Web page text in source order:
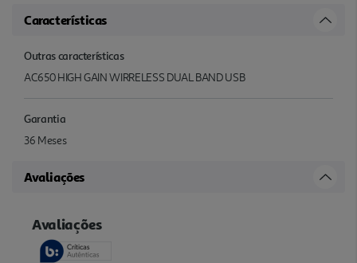
Características
Outras características
AC650 HIGH GAIN WIRRELESS DUAL BAND USB
Garantia
36 Meses
Avaliações